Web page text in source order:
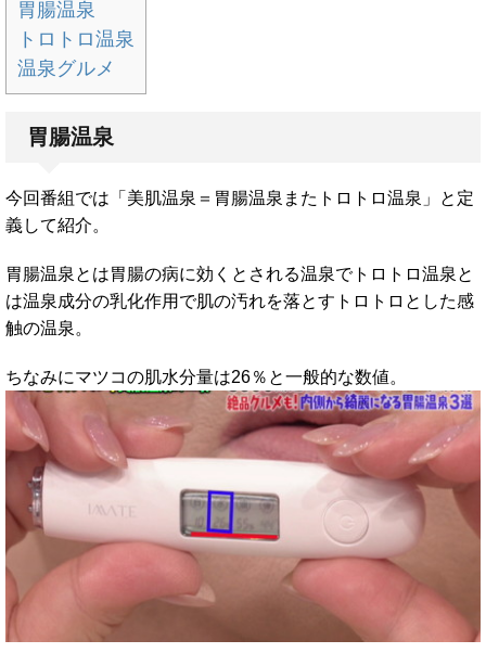
胃腸温泉
トロトロ温泉
温泉グルメ
胃腸温泉
今回番組では「美肌温泉＝胃腸温泉またトロトロ温泉」と定
義して紹介。
胃腸温泉とは胃腸の病に効くとされる温泉でトロトロ温泉と
は温泉成分の乳化作用で肌の汚れを落とすトロトロとした感
触の温泉。
ちなみにマツコの肌水分量は26％と一般的な数値。